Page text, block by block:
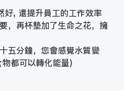
好, 還提升員工的工作效率
，再杯墊加了生命之花，擁
五分鐘，您會感覺水質變
都可以轉化能量)